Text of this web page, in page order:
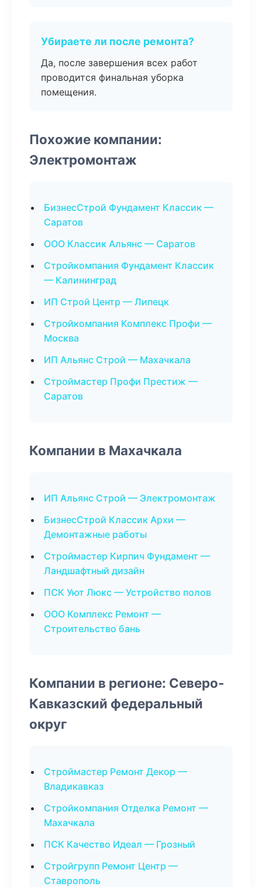
Убираете ли после ремонта?
Да, после завершения всех работ
проводится финальная уборка
помещения.
Похожие компании:
Электромонтаж
БизнесСтрой Фундамент Классик —
Саратов
ООО Классик Альянс — Саратов
Стройкомпания Фундамент Классик
— Калининград
ИП Строй Центр — Липецк
Стройкомпания Комплекс Профи —
Москва
ИП Альянс Строй — Махачкала
Строймастер Профи Престиж —
Саратов
Компании в Махачкала
ИП Альянс Строй — Электромонтаж
БизнесСтрой Классик Архи —
Демонтажные работы
Строймастер Кирпич Фундамент —
Ландшафтный дизайн
ПСК Уют Люкс — Устройство полов
ООО Комплекс Ремонт —
Строительство бань
Компании в регионе: Северо-
Кавказский федеральный
округ
Строймастер Ремонт Декор —
Владикавказ
Стройкомпания Отделка Ремонт —
Махачкала
ПСК Качество Идеал — Грозный
Стройгрупп Ремонт Центр —
Ставрополь